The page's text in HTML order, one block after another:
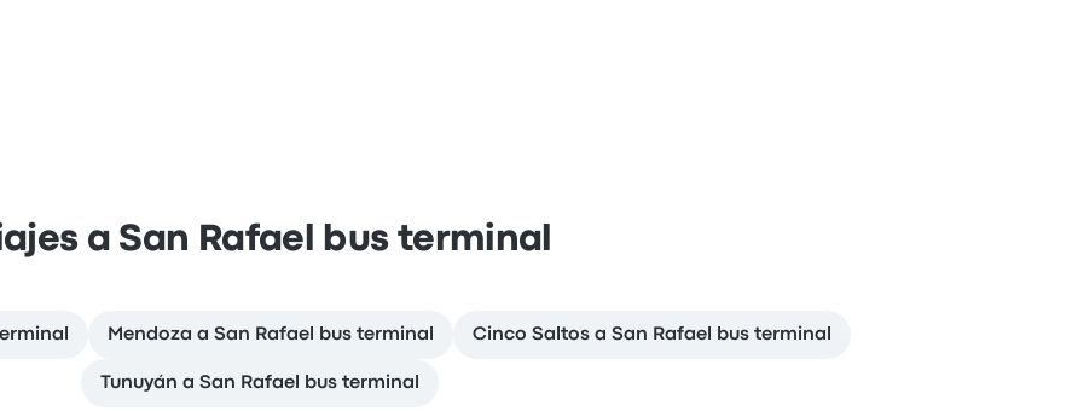
a San Rafael bus terminal
Mendoza a San Rafael bus terminal Cinco Saltos a San Rafael bus terminal
Tunuyán a San Rafael bus terminal